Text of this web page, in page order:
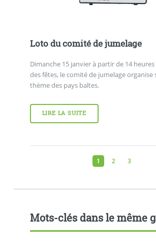
Loto du comité de jumelage
Dimanche 15 janvier à partir de 14 heures
des fêtes, le comité de jumelage organise
thème des pays baltes.
LIRE LA SUITE
1 2 3
Mots-clés dans le même